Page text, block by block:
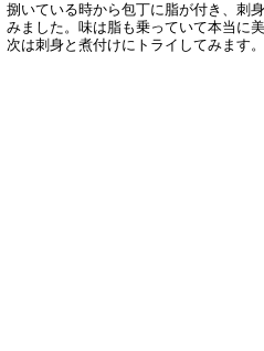
捌いている時から包丁に脂が付き、刺
みました。味は脂も乗っていて本当に
次は刺身と煮付けにトライしてみます。